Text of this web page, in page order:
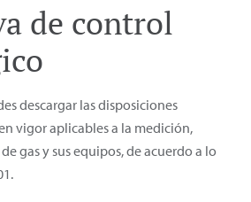
de control
descargar las disposiciones
vigor aplicables a la medición,
gas y sus equipos, de acuerdo a lo